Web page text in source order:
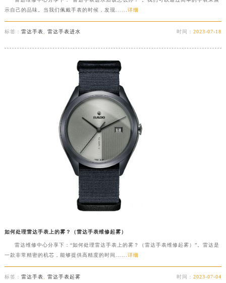
海南省五指山市通什镇三月三大道雷达售后服务中心（需提前预约）
河南省安阳市文峰区解放大道雷达售后服务中心（需提前预约）
河南省鹤壁市淇滨区九州路雷达售后服务中心（需提前预约）
河南省焦作市解放区解放路雷达售后服务中心（需提前预约）
河南省开封市鼓楼区中山路雷达售后服务中心（需提前预约）
河南省漯河市源汇区交通路雷达售后服务中心（需提前预约）
河南省平顶山市卫东区建设路雷达售后服务中心（需提前预约）
河南省三门峡市湖滨区和平路雷达售后服务中心（需提前预约）
河南省商丘市梁园区神火大道雷达售后服务中心（需提前预约）
示自己的品味。当我们佩戴手表的时候，发现......详细
标签： 雷达手表, 雷达手表进水 时间：2023-07-18
如何处理雷达手表上的雾？（雷达手表维修起雾）
雷达维修中心分享下：“如何处理雷达手表上的雾？（雷达手表维修起雾）”。雷达是
一款非常精密的机芯，能够提供高精度的时间...... 详细
标签： 雷达手表 雷达手表起雾 时间：2023-07-04